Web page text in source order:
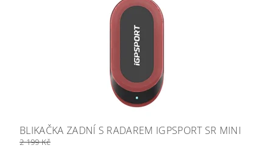
BLIKAČKA ZADNÍ S RADAREM IGPSPORT SR MINI
2 199 Kč